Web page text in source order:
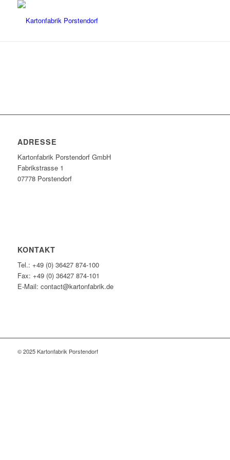
ADRESSE
Kartonfabrik Porstendorf GmbH
Fabrikstrasse 1
07778 Porstendorf
KONTAKT
Tel.: +49 (0) 36427 874-100
Fax: +49 (0) 36427 874-101
E-Mail: contact@kartonfabrik.de
© 2025 Kartonfabrik Porstendorf